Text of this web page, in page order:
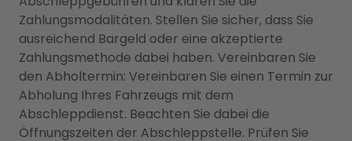
Zahlungsmodalitäten. Stellen Sie sicher, dass Sie
ausreichend Bargeld oder eine akzeptierte
Zahlungsmethode dabei haben. Vereinbaren Sie
den Abholtermin: Vereinbaren Sie einen Termin zur
Abholung Ihres Fahrzeugs mit dem
Abschleppdienst. Beachten Sie dabei die
Öffnungszeiten der Abschleppstelle. Prüfen Sie